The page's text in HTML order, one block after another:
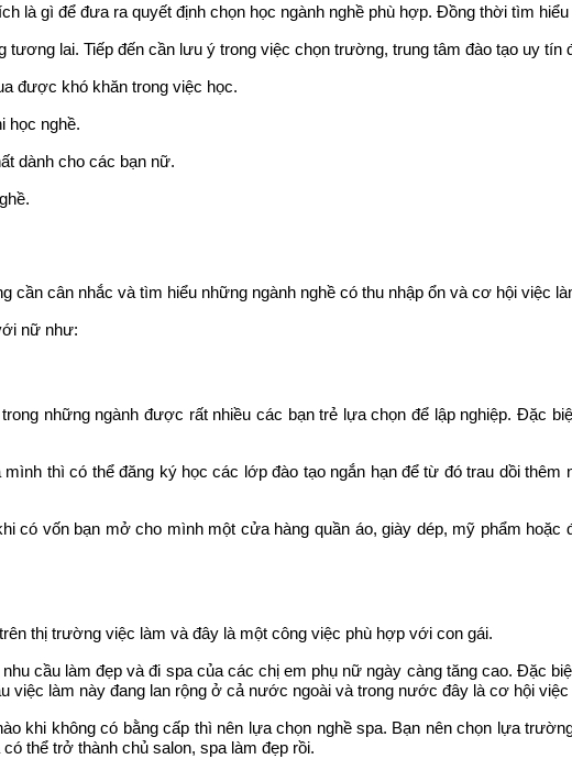
là gì để đưa ra quyết định chọn học ngành nghề phù hợp. Đồng thời tìm
tương lai. Tiếp đến cần lưu ý trong việc chọn trường, trung tâm đào tạo uy
được khó khăn trong việc học.
học nghề.
dành cho các bạn nữ.
cần cân nhắc và tìm hiểu những ngành nghề có thu nhập ổn và cơ hội việc
nữ như:
những ngành được rất nhiều các bạn trẻ lựa chọn để lập nghiệp. Đặc
thì có thể đăng ký học các lớp đào tạo ngắn hạn để từ đó trau dồi
có vốn bạn mở cho mình một cửa hàng quần áo, giày dép, mỹ phẩm
thị trường việc làm và đây là một công việc phù hợp với con gái.
cầu làm đẹp và đi spa của các chị em phụ nữ ngày càng tăng cao. Đặc
làm này đang lan rộng ở cả nước ngoài và trong nước đây là cơ hội
khi không có bằng cấp thì nên lựa chọn nghề spa. Bạn nên chọn lựa
thể trở thành chủ salon, spa làm đẹp rồi.